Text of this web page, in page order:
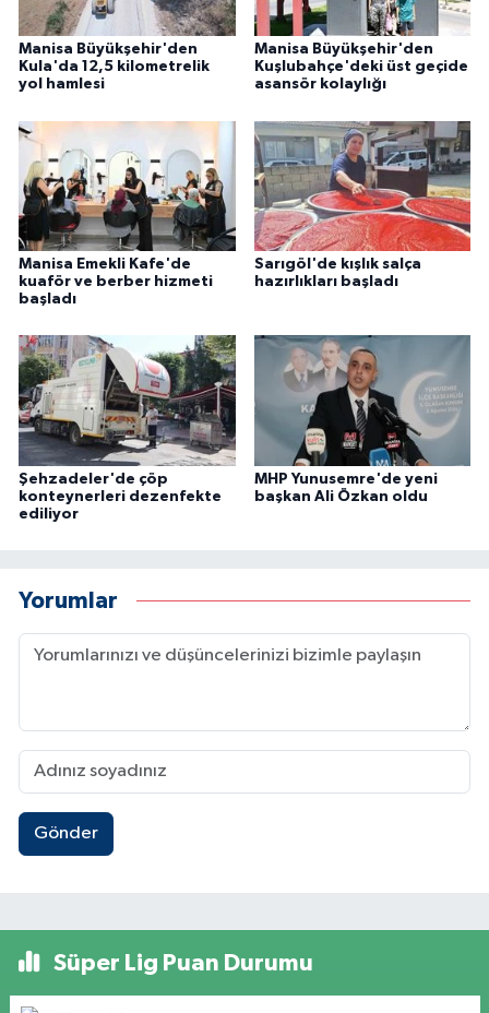
Manisa Büyükşehir'den
Kula'da 12,5 kilometrelik
yol hamlesi
Manisa Büyükşehir'den
Kuşlubahçe'deki üst geçide
asansör kolaylığı
Manisa Emekli Kafe'de
kuaför ve berber hizmeti
başladı
Sarıgöl'de kışlık salça
hazırlıkları başladı
Şehzadeler'de çöp
konteynerleri dezenfekte
ediliyor
MHP Yunusemre'de yeni
başkan Ali Özkan oldu
Yorumlar
Gönder
Süper Lig Puan Durumu